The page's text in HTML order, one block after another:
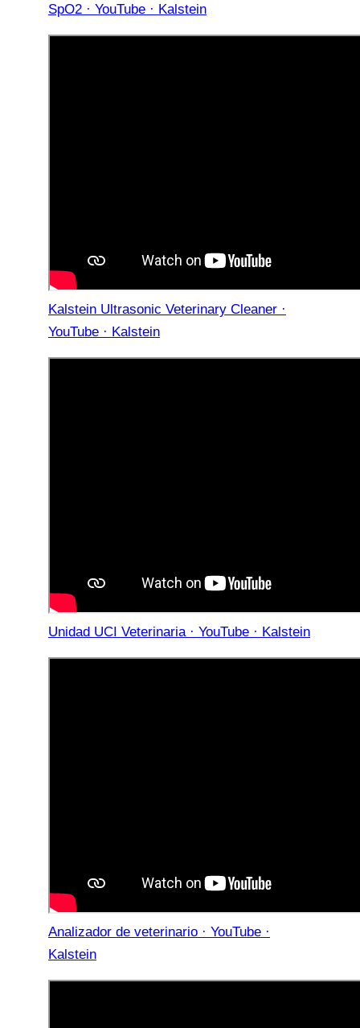
SpO2 · YouTube · Kalstein
Kalstein Ultrasonic Veterinary Cleaner ·
YouTube · Kalstein
Unidad UCI Veterinaria · YouTube · Kalstein
Analizador de veterinario · YouTube ·
Kalstein